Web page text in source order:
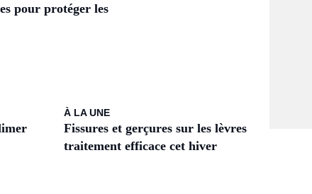
pour protéger les
À LA UNE
Fissures et gerçures sur les lèvres :
traitement efficace cet hiver